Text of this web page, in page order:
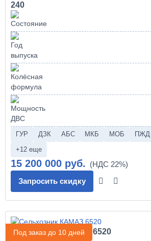
240
ГУР ДЗК АБС МКБ МОБ ПЖД
+12 еще
15 200 000 руб.
Запросить скидку
Под заказ до 10 дней
Сельхозник КАМАЗ 6520